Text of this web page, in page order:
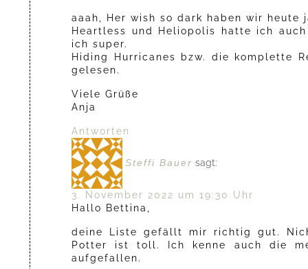
aaah, Her wish so dark haben wir
Heartless und Heliopolis hatte ich
ich super.
Hiding Hurricanes bzw. die komplette
gelesen.
Viele Grüße
Anja
Antworten
Steffi Bauer sagt:
3. November 2022 um 19:30 Uhr
Hallo Bettina,
deine Liste gefällt mir richtig gut.
Potter ist toll. Ich kenne auch die
aufgefallen.